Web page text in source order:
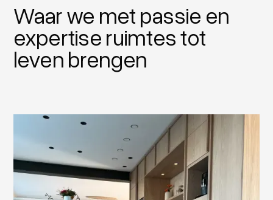
Waar we met passie en
expertise ruimtes tot
leven brengen